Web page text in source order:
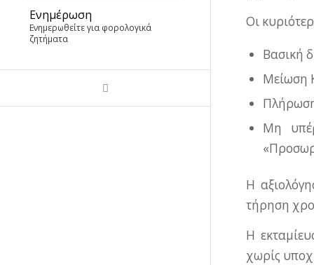
Ενημέρωση
Ενημερωθείτε για φορολογικά
ζητήματα
Οι
Βασική
Μείωση
Μη
Η
τήρηση
Η
χωρίς